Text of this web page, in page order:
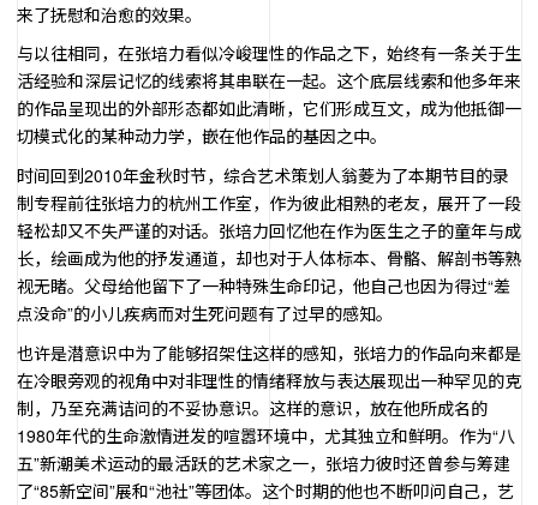
来了抚慰和治愈的效果。
与以往相同，在张培力看似冷峻理性的作品之下，始终有一条关于生
活经验和深层记忆的线索将其串联在一起。这个底层线索和他多年来
的作品呈现出的外部形态都如此清晰，它们形成互文，成为他抵御一
切模式化的某种动力学，嵌在他作品的基因之中。
时间回到2010年金秋时节，综合艺术策划人翁菱为了本期节目的录
制专程前往张培力的杭州工作室，作为彼此相熟的老友，展开了一段
轻松却又不失严谨的对话。张培力回忆他在作为医生之子的童年与成
长，绘画成为他的抒发通道，却也对于人体标本、骨骼、解剖书等熟
视无睹。父母给他留下了一种特殊生命印记，他自己也因为得过“差
点没命”的小儿疾病而对生死问题有了过早的感知。
也许是潜意识中为了能够招架住这样的感知，张培力的作品向来都是
在冷眼旁观的视角中对非理性的情绪释放与表达展现出一种罕见的克
制，乃至充满诘问的不妥协意识。这样的意识，放在他所成名的
1980年代的生命激情迸发的喧嚣环境中，尤其独立和鲜明。作为“八
五”新潮美术运动的最活跃的艺术家之一，张培力彼时还曾参与筹建
了“85新空间”展和“池社”等团体。这个时期的他也不断叩问自己，艺